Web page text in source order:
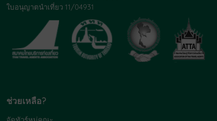
ใบอนุญาตนำเที่ยว 11/04931
ช่วยเหลือ?